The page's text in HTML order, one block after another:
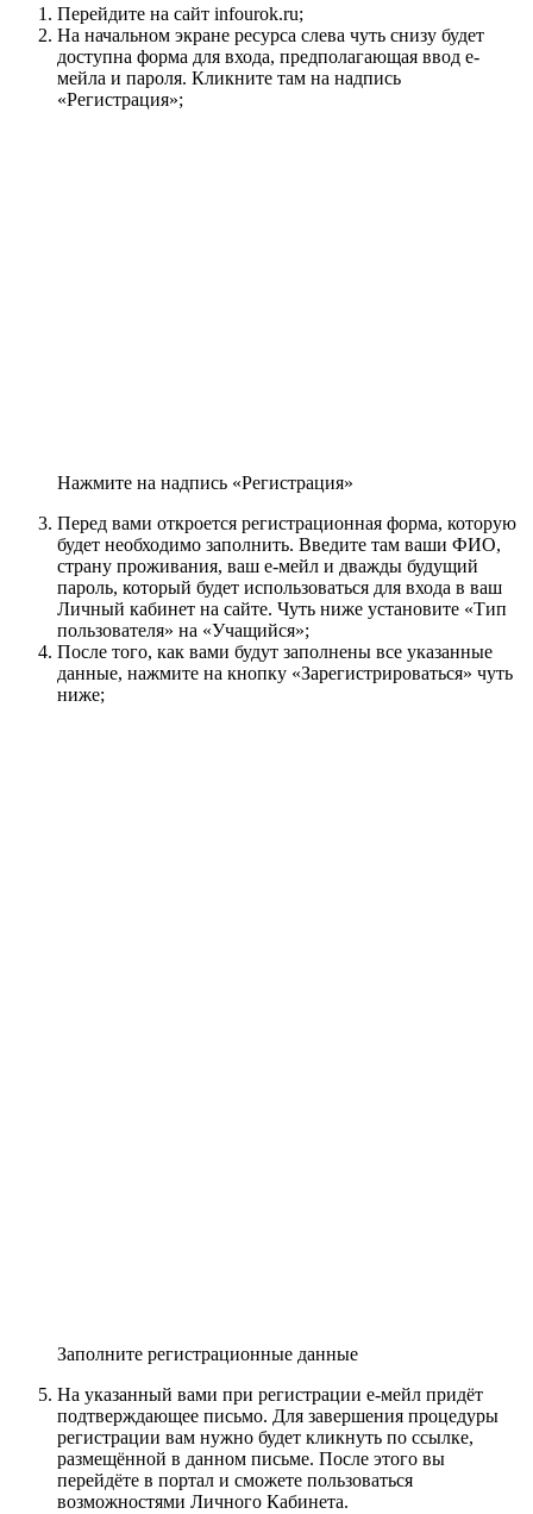
Перейдите на сайт infourok.ru;
На начальном экране ресурса слева чуть снизу будет
доступна форма для входа, предполагающая ввод е-
мейла и пароля. Кликните там на надпись
«Регистрация»;
Нажмите на надпись «Регистрация»
Перед вами откроется регистрационная форма, которую
будет необходимо заполнить. Введите там ваши ФИО,
страну проживания, ваш е-мейл и дважды будущий
пароль, который будет использоваться для входа в ваш
Личный кабинет на сайте. Чуть ниже установите «Тип
пользователя» на «Учащийся»;
После того, как вами будут заполнены все указанные
данные, нажмите на кнопку «Зарегистрироваться» чуть
ниже;
Заполните регистрационные данные
На указанный вами при регистрации е-мейл придёт
подтверждающее письмо. Для завершения процедуры
регистрации вам нужно будет кликнуть по ссылке,
размещённой в данном письме. После этого вы
перейдёте в портал и сможете пользоваться
возможностями Личного Кабинета.